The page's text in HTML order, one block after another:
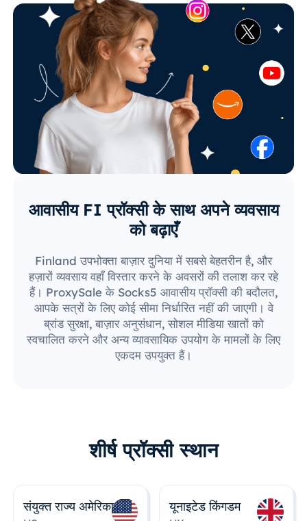
आवासीय FI प्रॉक्सी के साथ अपने व्यवसाय
को बढ़ाएँ
Finland उपभोक्ता बाज़ार दुनिया में सबसे बेहतरीन है, और
हज़ारों व्यवसाय वहाँ विस्तार करने के अवसरों की तलाश कर रहे
हैं। ProxySale के Socks5 आवासीय प्रॉक्सी की बदौलत,
आपके सत्रों के लिए कोई सीमा निर्धारित नहीं की जाएगी। वे
ब्रांड सुरक्षा, बाज़ार अनुसंधान, सोशल मीडिया खातों को
स्वचालित करने और अन्य व्यावसायिक उपयोग के मामलों के लिए
एकदम उपयुक्त हैं।
शीर्ष प्रॉक्सी स्थान
संयुक्त राज्य अमेरिका यूनाइटेड किंगडम